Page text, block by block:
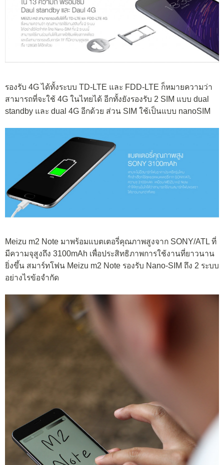
รองรับ 4G ได้ทั้งระบบ TD-LTE และ FDD-LTE ก็หมายความว่า
สามารถที่จะใช้ 4G ในไทยได้ อีกทั้งยังรองรับ 2 SIM แบบ dual
standby และ dual 4G อีกด้วย ส่วน SIM ใช้เป็นแบบ nanoSIM
Meizu m2 Note มาพร้อมแบตเตอรี่คุณภาพสูงจาก SONY/ATL ที่
มีความจุสูงถึง 3100mAh เพื่อประสิทธิภาพการใช้งานที่ยาวนาน
ยิ่งขึ้น สมาร์ทโฟน Meizu m2 Note รองรับ Nano-SIM ถึง 2 ระบบ
อย่างไรข้อจำกัด